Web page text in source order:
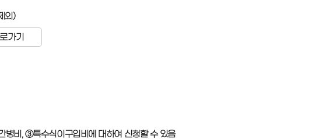
외)
가기
병비, ③특수식이구입비에 대하여 신청할 수 있음